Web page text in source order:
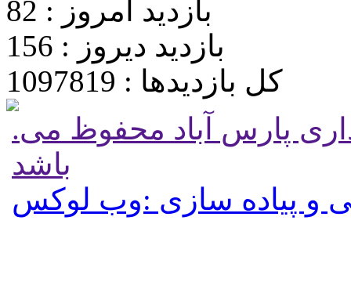
بازدید امروز : 82
بازدید دیروز : 156
کل بازدیدها : 1097819
.تمامی حقوق برای پایگاه شهرداری پارس آباد محفوظ می
باشد
و پیاده سازی :وب لوکس